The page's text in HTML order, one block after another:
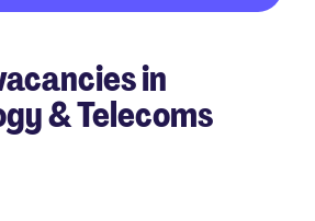
in
& Telecoms